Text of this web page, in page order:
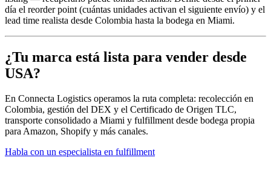
día el reorder point (cuántas unidades activan el siguiente envío) y el
lead time realista desde Colombia hasta la bodega en Miami.
¿Tu marca está lista para vender desde
USA?
En Connecta Logistics operamos la ruta completa: recolección en
Colombia, gestión del DEX y el Certificado de Origen TLC,
transporte consolidado a Miami y fulfillment desde bodega propia
para Amazon, Shopify y más canales.
Habla con un especialista en fulfillment